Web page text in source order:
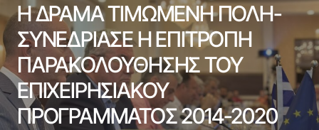
Η ΔΡΑΜΑ ΤΙΜΩΜΕΝΗ ΠΟΛΗ-
ΣΥΝΕΔΡΙΑΣΕ Η ΕΠΙΤΡΟΠΗ
ΠΑΡΑΚΟΛΟΥΘΗΣΗΣ ΤΟΥ
ΕΠΙΧΕΙΡΗΣΙΑΚΟΥ
ΠΡΟΓΡΑΜΜΑΤΟΣ 2014-2020